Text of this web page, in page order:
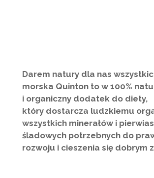
Darem natury dla nas
morska Quinton to w 100%
i organiczny dodatek do diety,
który dostarcza ludzkiemu
wszystkich minerałów i
śladowych potrzebnych do
rozwoju i cieszenia się dobrym